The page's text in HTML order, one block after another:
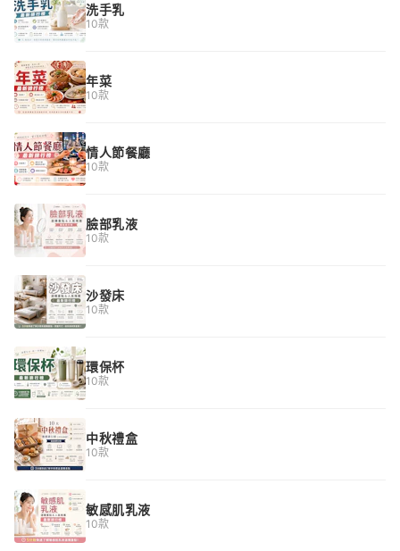
洗手乳
10款
年菜
10款
情人節餐廳
10款
臉部乳液
10款
沙發床
10款
環保杯
10款
中秋禮盒
10款
敏感肌乳液
10款